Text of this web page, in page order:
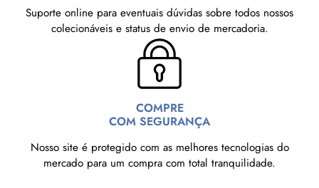
Suporte online para eventuais dúvidas sobre todos nossos
colecionáveis e status de envio de mercadoria.
COMPRE
COM SEGURANÇA
Nosso site é protegido com as melhores tecnologias do
mercado para um compra com total tranquilidade.